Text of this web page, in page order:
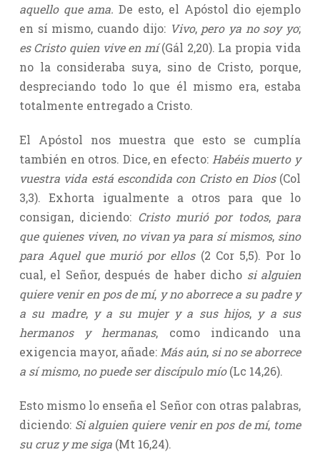
aquello que ama.De esto, el Apóstol dio ejemplo
en sí mismo, cuando dijo: Vivo,pero ya no soy yo;
es Cristo quien vive en mí(Gál 2,20). La propia vida
no la consideraba suya, sino de Cristo, porque,
despreciando todo lo que él mismo era, estaba
totalmente entregado a Cristo.
El Apóstol nos muestra que esto se cumplía
también en otros. Dice, en efecto: Habéis muerto y
vuestra vida está escondida con Cristo en Dios (Col
3,3). Exhorta igualmente a otros para que lo
consigan, diciendo: Cristo murió por todos,para
que quienes viven,no vivan ya para sí mismos, sino
para Aquel que murió por ellos (2 Cor 5,5). Por lo
cual, el Señor, después de haber dicho si alguien
quiere venir en pos de mí, y no aborrece a su padre y
a su madre,y a su mujer y a sus hijos, y a sus
hermanos y hermanas, como indicando una
exigencia mayor, añade: Más aún, si no se aborrece
a sí mismo,no puede ser discípulo mío(Lc 14,26).
Esto mismo lo enseña el Señor con otras palabras,
diciendo: Si alguien quiere venir en pos de mí, tome
su cruz y me siga (Mt 16,24).